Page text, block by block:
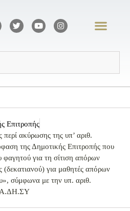
Επιτροπής
ακύρωσης της υπ’ αριθ.
της Δημοτικής Επιτροπής που
για τη σίτιση απόρων
(δεκατιανού) για μαθητές απόρων
σύμφωνα με την υπ. αριθ.